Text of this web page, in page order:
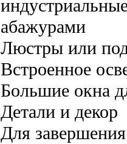
абажурами
Люстры или
Встроенное
Большие окна
Детали и декор
Для